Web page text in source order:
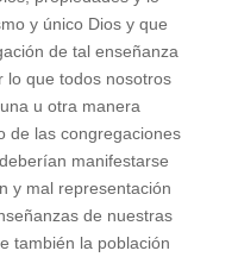
y único Dios y que
de tal enseñanza
lo que todos nosotros
u otra manera
de las congregaciones
manifestarse
y mal representación
de nuestras
también la población